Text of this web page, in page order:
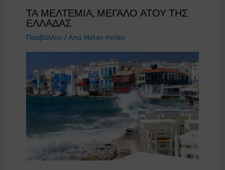
ΤΑ ΜΕΛΤΕΜΙΑ, ΜΕΓΑΛΟ ΑΤΟΥ ΤΗΣ
ΕΛΛΑΔΑΣ
Περιβάλλον/ Από Meteo Hellas